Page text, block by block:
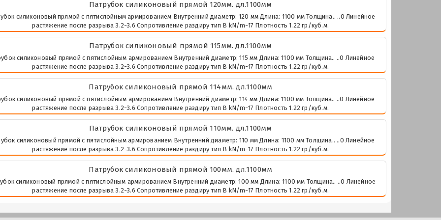
Патрубок силиконовый прямой 120мм. дл.1100мм
силиконовый прямой с пятислойным армированием Внутренний диаметр: 120 мм Длина: 1100 мм Толщина.. ..0 Линейное
растяжение после разрыва 3.2-3.6 Сопротивление раздиру тип В kN/m-17 Плотность 1.22 гр/куб.м.
Патрубок силиконовый прямой 115мм. дл.1100мм
силиконовый прямой с пятислойным армированием Внутренний диаметр: 115 мм Длина: 1100 мм Толщина.. ..0 Линейное
растяжение после разрыва 3.2-3.6 Сопротивление раздиру тип В kN/m-17 Плотность 1.22 гр/куб.м.
Патрубок силиконовый прямой 114мм. дл.1100мм
силиконовый прямой с пятислойным армированием Внутренний диаметр: 114 мм Длина: 1100 мм Толщина.. ..0 Линейное
растяжение после разрыва 3.2-3.6 Сопротивление раздиру тип В kN/m-17 Плотность 1.22 гр/куб.м.
Патрубок силиконовый прямой 110мм. дл.1100мм
силиконовый прямой с пятислойным армированием Внутренний диаметр: 110 мм Длина: 1100 мм Толщина.. ..0 Линейное
растяжение после разрыва 3.2-3.6 Сопротивление раздиру тип В kN/m-17 Плотность 1.22 гр/куб.м.
Патрубок силиконовый прямой 100мм. дл.1100мм
силиконовый прямой с пятислойным армированием Внутренний диаметр: 100 мм Длина: 1100 мм Толщина.. ..0 Линейное
растяжение после разрыва 3.2-3.6 Сопротивление раздиру тип В kN/m-17 Плотность 1.22 гр/куб.м.